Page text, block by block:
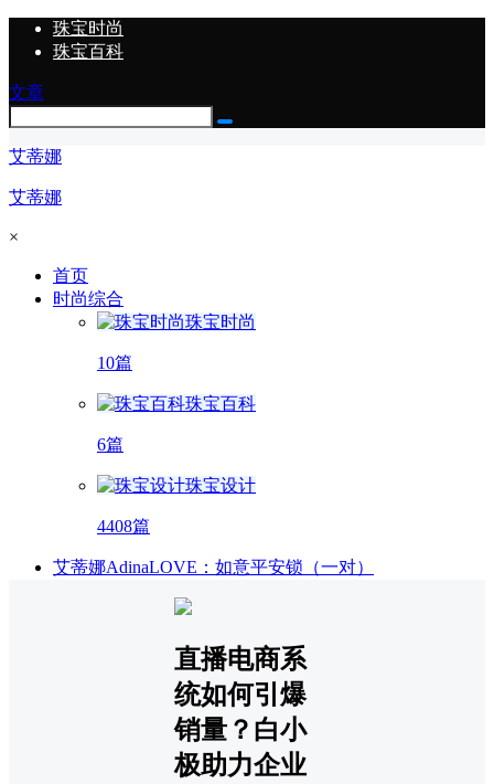
珠宝时尚
珠宝百科
文章
艾蒂娜
艾蒂娜
×
首页
时尚综合
珠宝时尚
10篇
珠宝百科
6篇
珠宝设计
4408篇
艾蒂娜AdinaLOVE：如意平安锁（一对）
直播电商系
统如何引爆
销量？白小
极助力企业